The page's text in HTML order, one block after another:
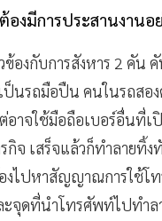
งมีการประสานงานอ
องกับการสังหาร 2 คัน
ป็นรถมือปืน คนในรถสอ
าจใช้มือถือเบอร์อื่นที่เ
กิจ เสร็จแล้วก็ทำลายทิ้ง
งไปหาสัญญาณการใช้โ
ะจุดที่นำโทรศัพท์ไปทำล